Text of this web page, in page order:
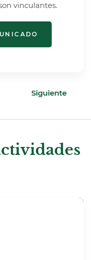
vinculantes.
Siguiente